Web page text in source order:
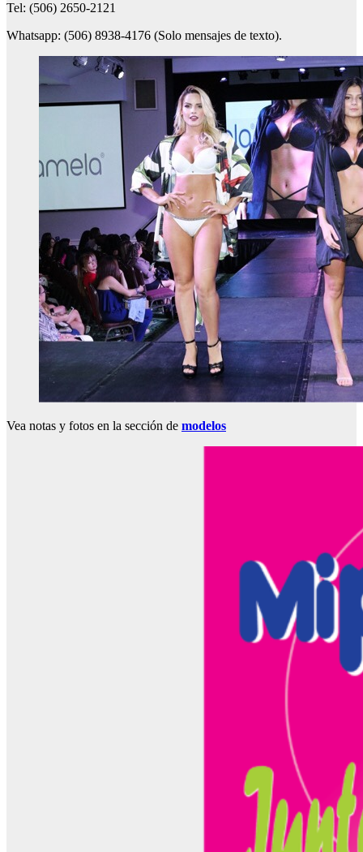
Tel: (506) 2650-2121
Whatsapp: (506) 8938-4176 (Solo mensajes de texto).
Vea notas y fotos en la sección de modelos